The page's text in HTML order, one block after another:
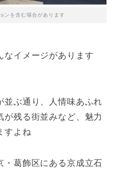
ンを含む場合があります
なイメージがあります
並ぶ通り、人情味あふれ
が残る街並みなど、魅力
すよね
・葛飾区にある京成立石